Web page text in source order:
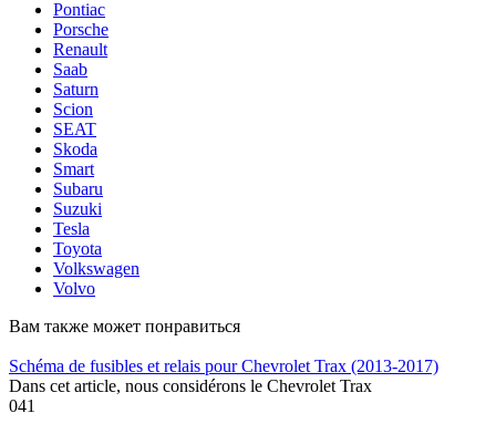
Pontiac
Porsche
Renault
Saab
Saturn
Scion
SEAT
Skoda
Smart
Subaru
Suzuki
Tesla
Toyota
Volkswagen
Volvo
Вам также может понравиться
Schéma de fusibles et relais pour Chevrolet Trax (2013-2017)
Dans cet article, nous considérons le Chevrolet Trax
041